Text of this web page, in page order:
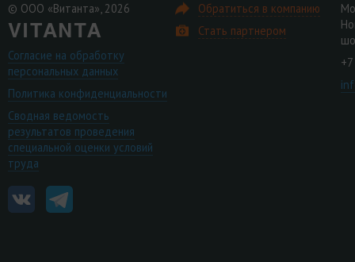
© ООО «Витанта», 2026
Согласие на обработку
персональных данных
Политика конфиденциальности
Сводная ведомость
результатов проведения
специальной оценки условий
труда
Обратиться в компанию
Стать партнером